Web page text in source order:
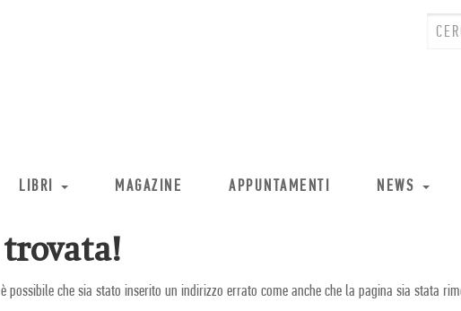
LIBRI MAGAZINE APPUNTAMENTI NEWS
possibile che sia stato inserito un indirizzo errato come anche che la pagina sia stata